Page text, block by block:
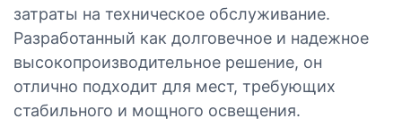
затраты на техническое обслуживание.
Разработанный как долговечное и надежное
высокопроизводительное решение, он
отлично подходит для мест, требующих
стабильного и мощного освещения.